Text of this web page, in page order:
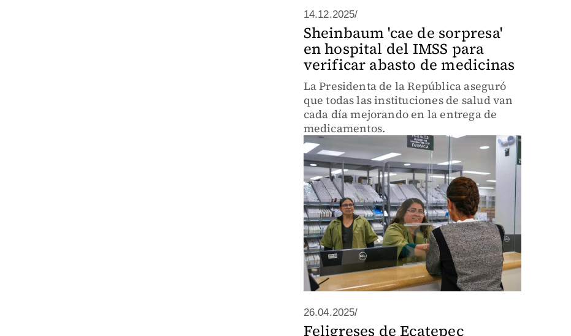
14.12.2025/
Sheinbaum 'cae de sorpresa'
en hospital del IMSS para
verificar abasto de medicinas
La Presidenta de la República aseguró
que todas las instituciones de salud van
cada día mejorando en la entrega de
medicamentos.
26.04.2025/
Feligreses de Ecatepec